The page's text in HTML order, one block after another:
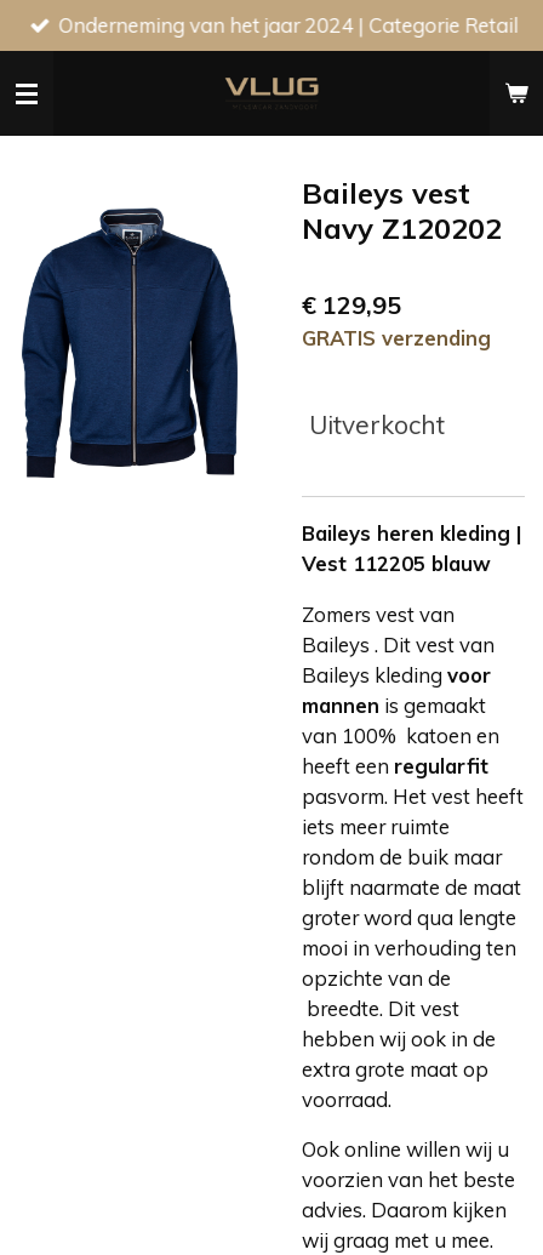
Ga
direct
naar
Onderneming van het jaar 2024 | Categorie Retail
Baileys vest
Navy Z120202
€ 129,95
GRATIS verzending
Uitverkocht
Baileys heren kleding |
Vest 112205 blauw
Zomers vest van
Baileys . Dit vest van
Baileys kleding voor
mannen is gemaakt
van 100% katoen en
heeft een regularfit
pasvorm. Het vest heeft
iets meer ruimte
rondom de buik maar
blijft naarmate de maat
groter word qua lengte
mooi in verhouding ten
opzichte van de
breedte. Dit vest
hebben wij ook in de
extra grote maat op
voorraad.
Ook online willen wij u
voorzien van het beste
advies. Daarom kijken
wij graag met u mee.